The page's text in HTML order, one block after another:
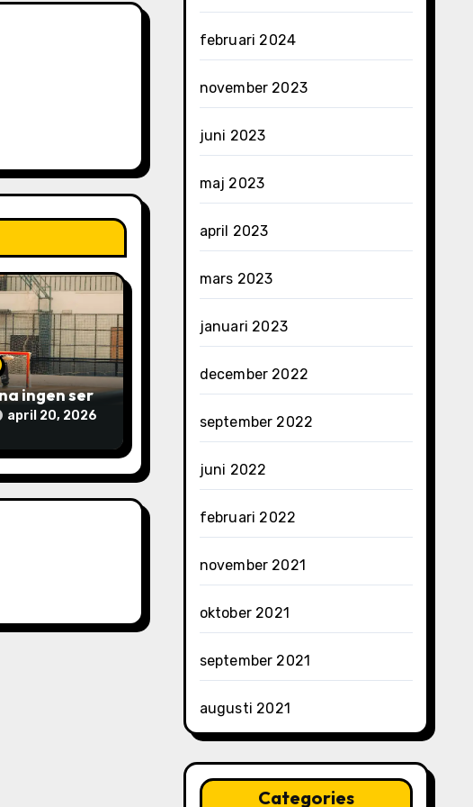
ingen ser
april 20, 2026
februari 2024
november 2023
juni 2023
maj 2023
april 2023
mars 2023
januari 2023
december 2022
september 2022
juni 2022
februari 2022
november 2021
oktober 2021
september 2021
augusti 2021
Categories